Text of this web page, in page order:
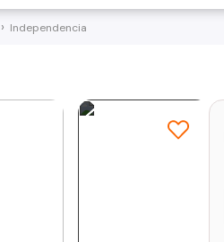
Independencia